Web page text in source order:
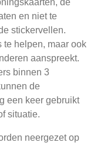
de
en niet te
stickervellen.
te helpen, maar ook
aanspreekt.
binnen 3
de
een keer gebruikt
situatie.
neergezet op